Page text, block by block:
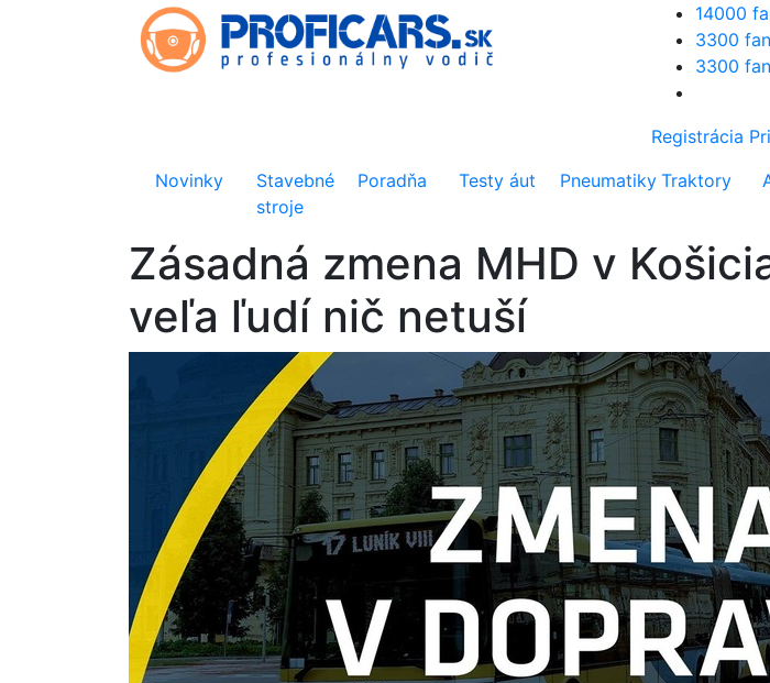
14000
3300
3300
Registrácia
Novinky
Stavebné
stroje
Poradňa Testy áut Pneumatiky Traktory
Zásadná zmena MHD v
veľa ľudí nič netuší